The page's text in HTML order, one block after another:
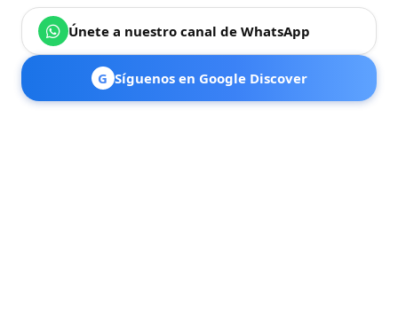
Únete a nuestro canal de WhatsApp
G Síguenos en Google Discover